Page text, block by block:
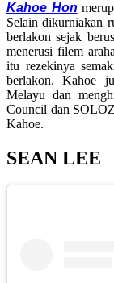
Kahoe Hon
Selain dikurniakan
berlakon sejak
menerusi filem
itu rezekinya
berlakon. Kahoe
Melayu dan
Council dan
Kahoe.
SEAN LEE